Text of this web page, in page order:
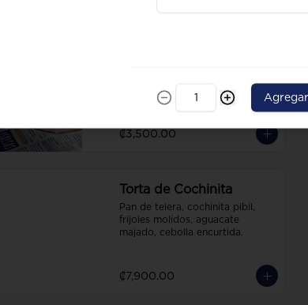
₡3,500.00
Torta de Cochinita
Pan de telera, cochinita pibil,
frijoles molidos, aguacate
majado, cebolla encurtida.
₡7,900.00
Agregar